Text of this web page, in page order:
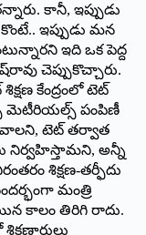
కానీ, ఇప్పుడు
ఇప్పుడు మన
ఇది ఒక పెద్ద
చెప్పుకొచ్చారు.
కేంద్రంలో టెట్‌
‌మెటీరియల్స్ ‌పంపిణీ
టెట్‌ ‌తర్వాత
నిర్వహిస్తామని, అన్నీ
శిక్షణ-తర్ఫీదు
మంత్రి
కాలం తిరిగి రాదు.